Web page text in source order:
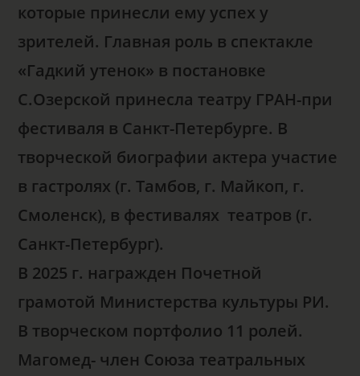
которые принесли ему успех у
зрителей. Главная роль в спектакле
«Гадкий утенок» в постановке
С.Озерской принесла театру ГРАН-при
фестиваля в Санкт-Петербурге. В
творческой биографии актера участие
в гастролях (г. Тамбов, г. Майкоп, г.
Смоленск), в фестивалях театров (г.
Санкт-Петербург).
В 2025 г. награжден Почетной
грамотой Министерства культуры РИ.
В творческом портфолио 11 ролей.
Магомед- член Союза театральных